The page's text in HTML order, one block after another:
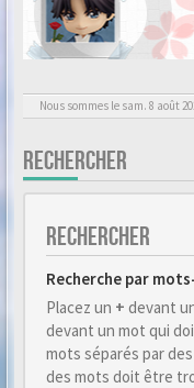
Nous sommes le sam. 8 août
RECHERCHER
RECHERCHER
Recherche par
Placez un + devant
devant un mot qui
mots séparés par des
des mots doit être